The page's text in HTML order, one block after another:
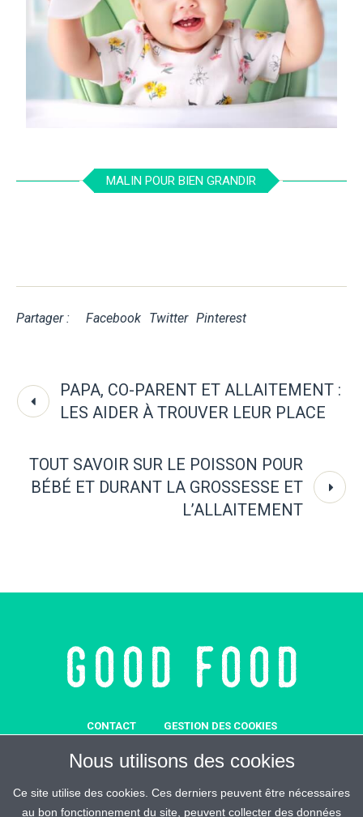
MALIN POUR BIEN GRANDIR
Partager : Facebook Twitter Pinterest
PAPA, CO-PARENT ET ALLAITEMENT :
LES AIDER À TROUVER LEUR PLACE
TOUT SAVOIR SUR LE POISSON POUR
BÉBÉ ET DURANT LA GROSSESSE ET
L’ALLAITEMENT
CONTACT
GESTION DES COOKIES
REJOIGNEZ-MALIN
ESPACE PRESSE CRÉDITS
Nous utilisons des cookies
Ce site utilise des cookies. Ces derniers peuvent être nécessaires
au bon fonctionnement du site, peuvent collecter des données